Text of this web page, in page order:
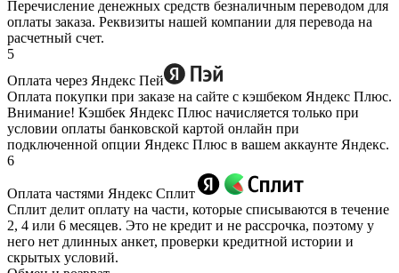
Перечисление денежных средств безналичным переводом для
оплаты заказа. Реквизиты нашей компании для перевода на
расчетный счет.
5
Оплата через Яндекс Пей
Оплата покупки при заказе на сайте с кэшбеком Яндекс Плюс.
Внимание! Кэшбек Яндекс Плюс начисляется только при
условии оплаты банковской картой онлайн при
подключенной опции Яндекс Плюс в вашем аккаунте Яндекс.
6
Оплата частями Яндекс Сплит
Сплит делит оплату на части, которые списываются в течение
2, 4 или 6 месяцев. Это не кредит и не рассрочка, поэтому у
него нет длинных анкет, проверки кредитной истории и
скрытых условий.